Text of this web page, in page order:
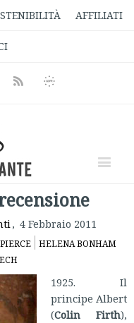
AFFILIATI
Rss
Informativa
, 4 Febbraio 2011
HELENA BONHAM
1925. Il
principe Albert
(Colin Firth),